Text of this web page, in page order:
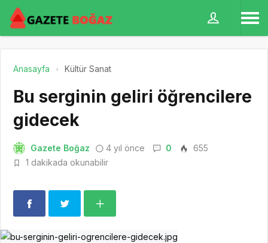
Anasayfa Kültür Sanat
Bu serginin geliri öğrencilere
gidecek
Gazete Boğaz 4 yıl önce 0
655
1 dakikada okunabilir